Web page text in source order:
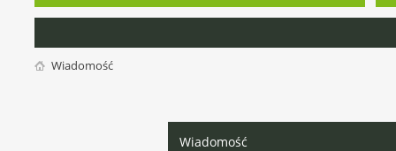
Wiadomość
Wiadomość